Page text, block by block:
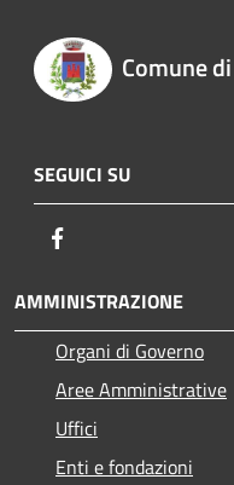
Comune
SEGUICI SU
AMMINISTRAZIONE
Organi di Governo
Aree Amministrative
Uffici
Enti e fondazioni